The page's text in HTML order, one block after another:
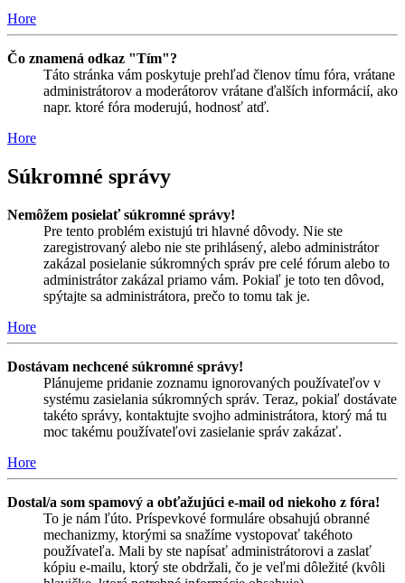
Hore
Čo znamená odkaz "Tím"?
Táto stránka vám poskytuje prehľad členov tímu fóra, vrátane
administrátorov a moderátorov vrátane ďalších informácií, ako
napr. ktoré fóra moderujú, hodnosť atď.
Hore
Súkromné správy
Nemôžem posielať súkromné správy!
Pre tento problém existujú tri hlavné dôvody. Nie ste
zaregistrovaný alebo nie ste prihlásený, alebo administrátor
zakázal posielanie súkromných správ pre celé fórum alebo to
administrátor zakázal priamo vám. Pokiaľ je toto ten dôvod,
spýtajte sa administrátora, prečo to tomu tak je.
Hore
Dostávam nechcené súkromné správy!
Plánujeme pridanie zoznamu ignorovaných používateľov v
systému zasielania súkromných správ. Teraz, pokiaľ dostávate
takéto správy, kontaktujte svojho administrátora, ktorý má tu
moc takému používateľovi zasielanie správ zakázať.
Hore
Dostal/a som spamový a obťažujúci e-mail od niekoho z fóra!
To je nám ľúto. Príspevkové formuláre obsahujú obranné
mechanizmy, ktorými sa snažíme vystopovať takéhoto
používateľa. Mali by ste napísať administrátorovi a zaslať
kópiu e-mailu, ktorý ste obdržali, čo je veľmi dôležité (kvôli